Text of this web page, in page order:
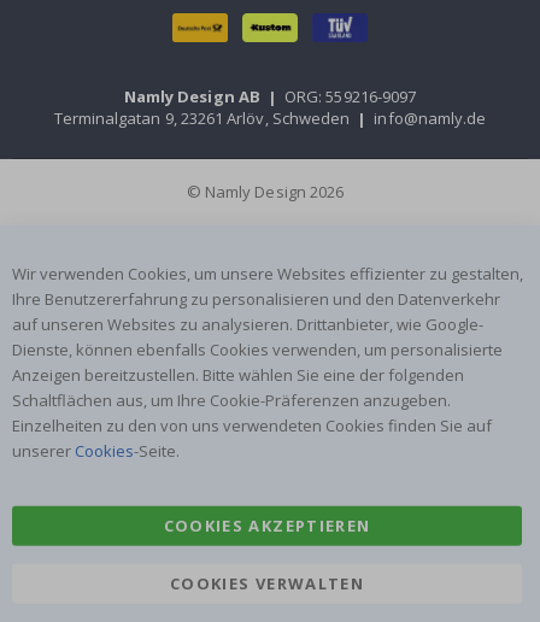
Namly Design AB | ORG: 559216-9097
Terminalgatan 9, 23261 Arlöv, Schweden | info@namly.de
© Namly Design 2026
Wir verwenden Cookies, um unsere Websites effizienter zu gestalten,
Ihre Benutzererfahrung zu personalisieren und den Datenverkehr
auf unseren Websites zu analysieren. Drittanbieter, wie Google-
Dienste, können ebenfalls Cookies verwenden, um personalisierte
Anzeigen bereitzustellen. Bitte wählen Sie eine der folgenden
Schaltflächen aus, um Ihre Cookie-Präferenzen anzugeben.
Einzelheiten zu den von uns verwendeten Cookies finden Sie auf
unserer Cookies-Seite.
COOKIES AKZEPTIEREN
COOKIES VERWALTEN